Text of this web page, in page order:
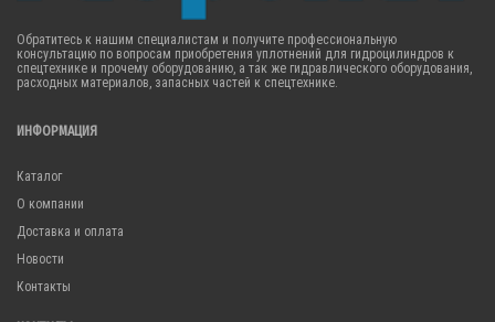
Обратитесь к нашим специалистам и получите профессиональную
консультацию по вопросам приобретения уплотнений для гидроцилиндров к
спецтехнике и прочему оборудованию, а так же гидравлического оборудования,
расходных материалов, запасных частей к спецтехнике.
ИНФОРМАЦИЯ
Каталог
О компании
Доставка и оплата
Новости
Контакты